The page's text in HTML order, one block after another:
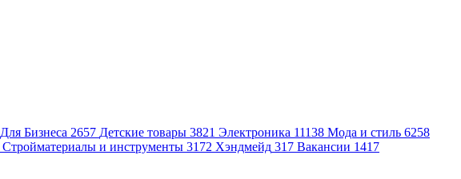
Для Бизнеса 2657 Детские товары 3821 Электроника 11138 Мода и стиль 6258
Стройматериалы и инструменты 3172 Хэндмейд 317 Вакансии 1417